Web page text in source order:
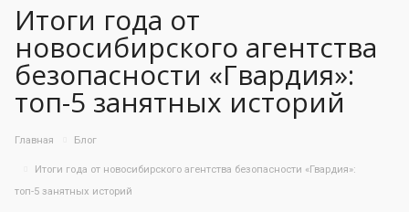
65
70
75
90
95
06.08.2026
Итоги года от
новосибирского агентства
безопасности «Гвардия»:
топ-5 занятных историй
Главная Блог
Итоги года от новосибирского агентства безопасности «Гвардия»:
топ-5 занятных историй